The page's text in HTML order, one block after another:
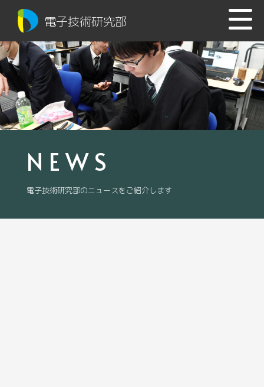
電子技術研究部
NEWS
電子技術研究部のニュースをご紹介します